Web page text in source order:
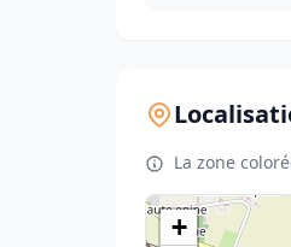
La zone
+